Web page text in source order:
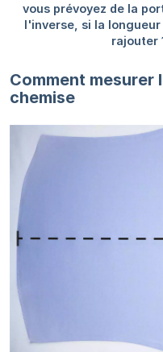
Comment mesurer
chemise